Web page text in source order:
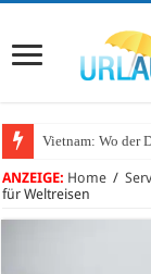
Vietnam: Wo der
ANZEIGE: Home /
für Weltreisen